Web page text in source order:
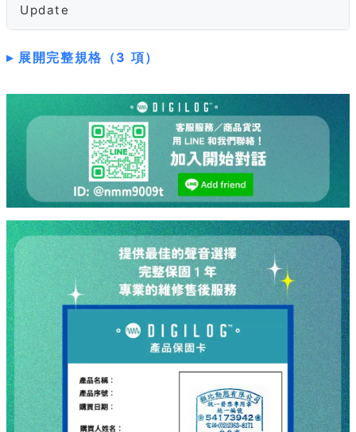
Update
展開完整規格（3 項）